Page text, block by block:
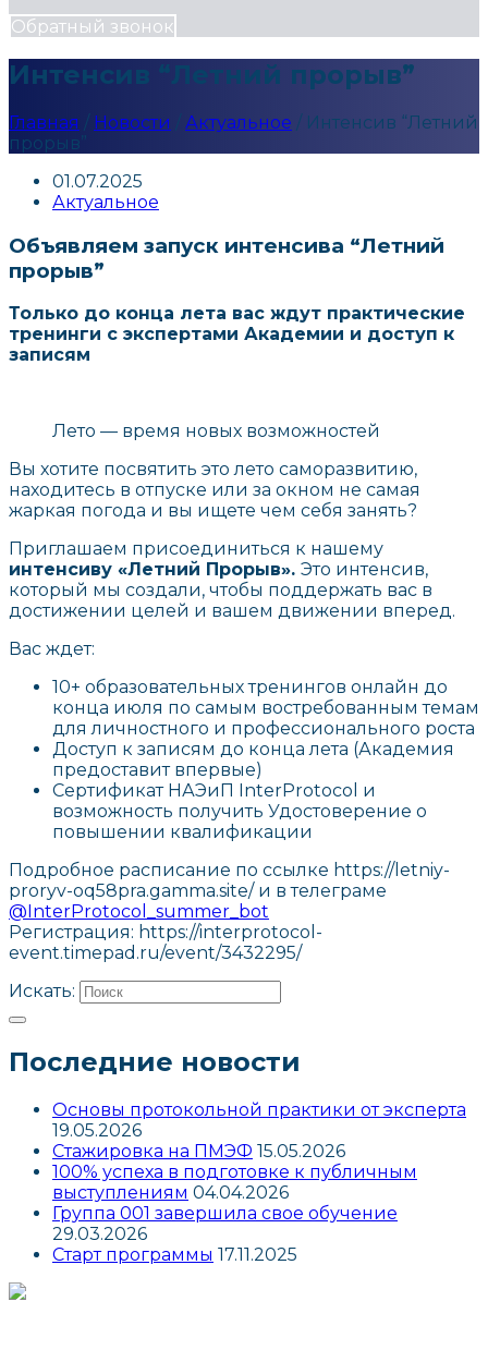
Обратный звонок
Интенсив “Летний прорыв”
Главная / Новости Актуальное / Интенсив “Летний
прорыв”
01.07.2025
Актуальное
Объявляем запуск интенсива “Летний
прорыв”
Только до конца лета вас ждут практические
тренинги с экспертами Академии и доступ к
записям
Лето — время новых возможностей
Вы хотите посвятить это лето саморазвитию,
находитесь в отпуске или за окном не самая
жаркая погода и вы ищете чем себя занять?
Приглашаем присоединиться к нашему
интенсиву «Летний Прорыв». Это интенсив,
который мы создали, чтобы поддержать вас в
достижении целей и вашем движении вперед.
Вас ждет:
10+ образовательных тренингов онлайн до
конца июля по самым востребованным темам
для личностного и профессионального роста
Доступ к записям до конца лета (Академия
предоставит впервые)
Сертификат НАЭиП InterProtocol и
возможность получить Удостоверение о
повышении квалификации
Подробное расписание по ссылке https://letniy-
proryv-oq58pra.gamma.site/ и в телеграме
@InterProtocol_summer_bot
Регистрация: https://interprotocol-
event.timepad.ru/event/3432295/
Искать:
Последние новости
Основы протокольной практики от эксперта
19.05.2026
Стажировка на ПМЭФ 15.05.2026
100% успеха в подготовке к публичным
выступлениям 04.04.2026
Группа 001 завершила свое обучение
29.03.2026
Старт программы 17.11.2025